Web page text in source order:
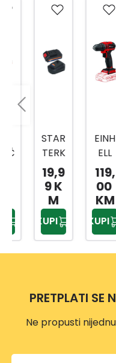
STAR
TERK
IT 2,0
18V-
19,9
KUPI
CD
18/4
SOLO
KUPI
PRETPLATI SE
Ne propusti